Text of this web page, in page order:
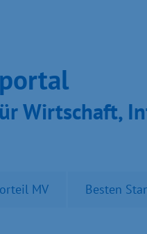
Wirt­schaft,
MV Besten